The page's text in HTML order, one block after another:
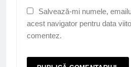
Salvează-mi numele,
acest navigator pentru data
comentez.